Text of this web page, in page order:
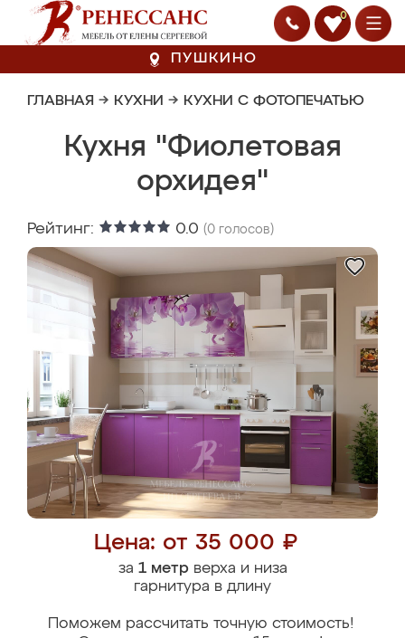
0
ПУШКИНО
ГЛАВНАЯ → КУХНИ → КУХНИ С ФОТОПЕЧАТЬЮ
Кухня "Фиолетовая
орхидея"
Рейтинг: 0.0 (0 голосов)
Цена: от 35 000 ₽
за 1 метрверха и низа
гарнитура в длину
Поможем рассчитать точную стоимость!